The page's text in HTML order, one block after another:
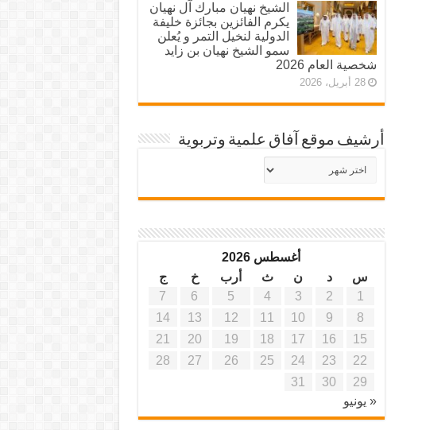
الشيخ نهيان مبارك آل نهيان
يكرم الفائزين بجائزة خليفة
الدولية لنخيل التمر و يُعلن
سمو الشيخ نهيان بن زايد
شخصية العام 2026
28 أبريل، 2026
أرشيف موقع آفاق علمية وتربوية
أرشيف
موقع
أغسطس 2026
س
د ن ث أرب خ
ج
1
2
3
4
5
6
7
8
9
10
11
12
13
14
15
16
17
18
19
20
21
22
23
24
25
26
27
28
29
30
31
« يونيو